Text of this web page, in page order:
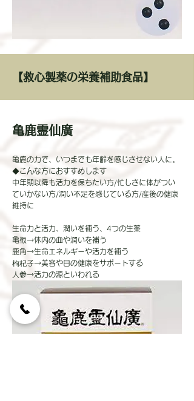
【救心製薬の栄養補助食品】
亀鹿霊仙廣
亀鹿の力で、いつまでも年齢を感じさせない人に。
◆こんな方におすすめします
中年期以降も活力を保ちたい方/忙しさに体がつい
ていかない方/潤い不足を感じている方/産後の健康
維持に
生命力と活力、潤いを補う、4つの生薬
亀板→体内の血や潤いを補う
鹿角→生命エネルギーや活力を補う
枸杞子→美容や目の健康をサポートする
人参→活力の源といわれる